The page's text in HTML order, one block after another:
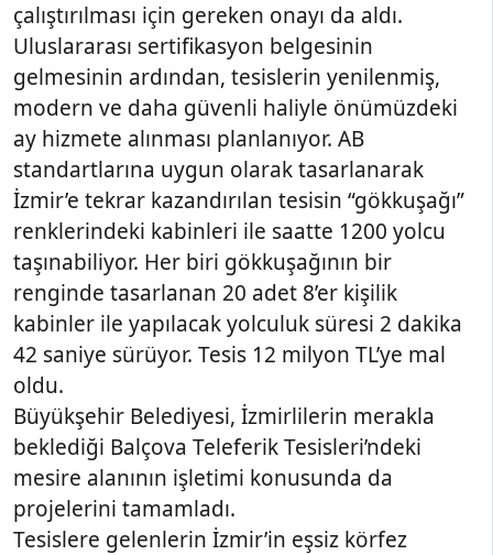
çalıştırılması için gereken onayı da aldı.
Uluslararası sertifikasyon belgesinin
gelmesinin ardından, tesislerin yenilenmiş,
modern ve daha güvenli haliyle önümüzdeki
ay hizmete alınması planlanıyor. AB
standartlarına uygun olarak tasarlanarak
İzmir’e tekrar kazandırılan tesisin “gökkuşağı”
renklerindeki kabinleri ile saatte 1200 yolcu
taşınabiliyor. Her biri gökkuşağının bir
renginde tasarlanan 20 adet 8’er kişilik
kabinler ile yapılacak yolculuk süresi 2 dakika
42 saniye sürüyor. Tesis 12 milyon TL’ye mal
oldu.
Büyükşehir Belediyesi, İzmirlilerin merakla
beklediği Balçova Teleferik Tesisleri’ndeki
mesire alanının işletimi konusunda da
projelerini tamamladı.
Tesislere gelenlerin İzmir’in eşsiz körfez